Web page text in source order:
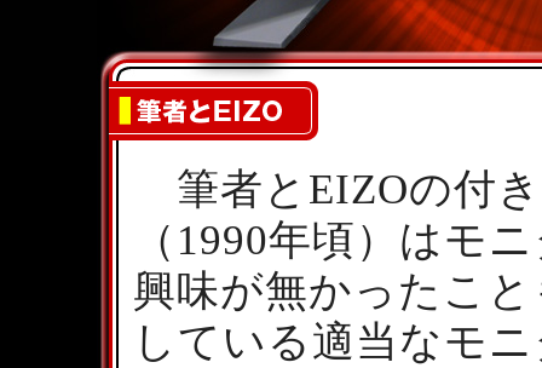
筆者とEIZOの付
（1990年頃）はモ
興味が無かったこ
している適当なモ